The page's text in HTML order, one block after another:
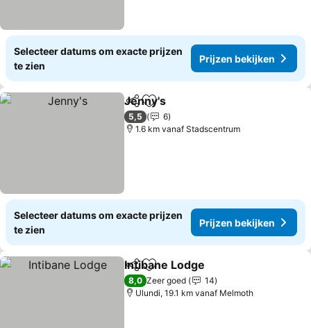
Selecteer datums om exacte prijzen
te zien
Prijzen bekijken
DelenToevoegen aan favorieten
Jenny's
5,5
6
1.6 km vanaf Stadscentrum
Selecteer datums om exacte prijzen
te zien
Prijzen bekijken
DelenToevoegen aan favorieten
Intibane Lodge
8,0 Zeer goed
14
Ulundi, 19.1 km vanaf Melmoth